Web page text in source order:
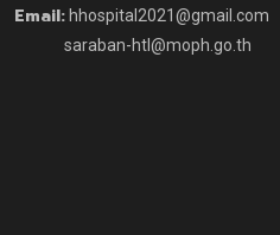
Email: hhospital2021@gmail.com
saraban-htl@moph.go.th